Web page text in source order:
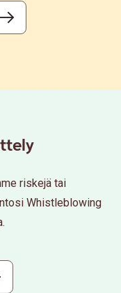
riskejä tai
Whistleblowing